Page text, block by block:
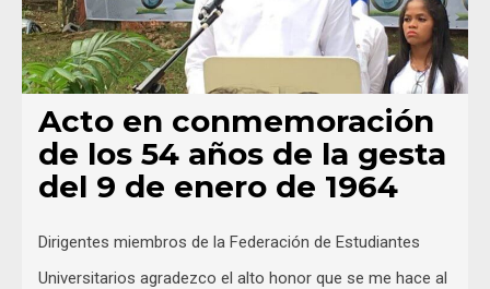
Acto en conmemoración
de los 54 años de la gesta
del 9 de enero de 1964
Dirigentes miembros de la Federación de Estudiantes
Universitarios agradezco el alto honor que se me hace al